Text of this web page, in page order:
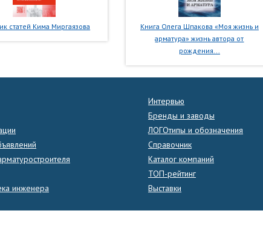
статей Кима Миргаязова
Книга Олега Шпакова «Моя жизнь и
арматура» жизнь автора от
рождения...
инженера
Интервью
Бренды и заводы
ЛОГОтипы и обозначения
Справочник
Каталог компаний
ТОП-рейтинг
Выставки